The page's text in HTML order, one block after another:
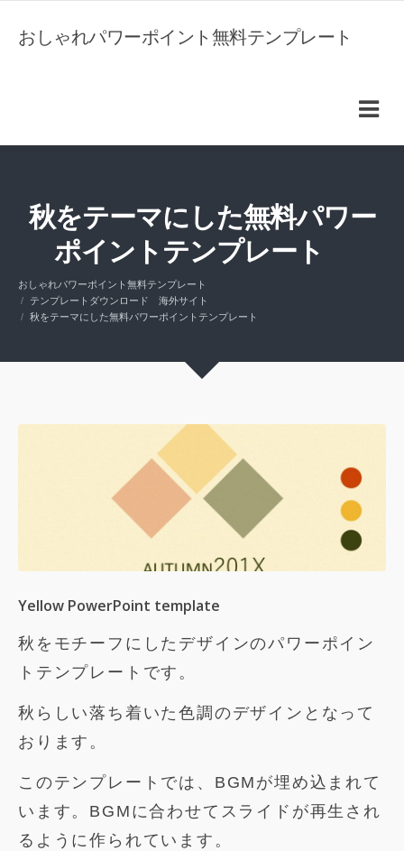
おしゃれパワーポイント無料テンプレート
秋をテーマにした無料パワー
ポイントテンプレート
おしゃれパワーポイント無料テンプレート
テンプレートダウンロード 海外サイト
秋をテーマにした無料パワーポイントテンプレート
Yellow PowerPoint template
秋をモチーフにしたデザインのパワーポイン
トテンプレートです。
秋らしい落ち着いた色調のデザインとなって
おります。
このテンプレートでは、BGMが埋め込まれて
います。BGMに合わせてスライドが再生され
るように作られています。